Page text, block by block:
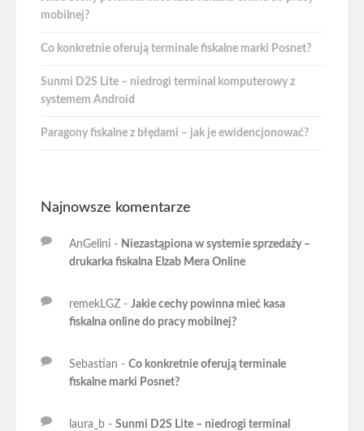
mobilnej?
Co konkretnie oferują terminale fiskalne marki Posnet?
Sunmi D2S Lite – niedrogi terminal komputerowy z
systemem Android
Paragony fiskalne z błędami – jak je ewidencjonować?
Najnowsze komentarze
AnGelini - Niezastąpiona w systemie sprzedaży –
drukarka fiskalna Elzab Mera Online
remekLGZ - Jakie cechy powinna mieć kasa
fiskalna online do pracy mobilnej?
Sebastian - Co konkretnie oferują terminale
fiskalne marki Posnet?
laura_b - Sunmi D2S Lite – niedrogi terminal